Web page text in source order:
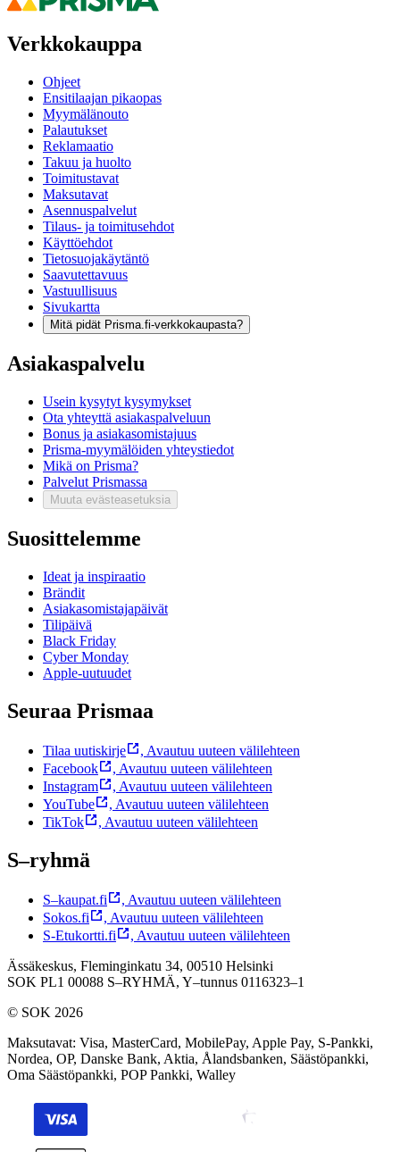
Verkkokauppa
Ohjeet
Ensitilaajan pikaopas
Myymälänouto
Palautukset
Reklamaatio
Takuu ja huolto
Toimitustavat
Maksutavat
Asennuspalvelut
Tilaus- ja toimitusehdot
Käyttöehdot
Tietosuojakäytäntö
Saavutettavuus
Vastuullisuus
Sivukartta
Mitä pidät Prisma.fi-verkkokaupasta?
Asiakaspalvelu
Usein kysytyt kysymykset
Ota yhteyttä asiakaspalveluun
Bonus ja asiakasomistajuus
Prisma-myymälöiden yhteystiedot
Mikä on Prisma?
Palvelut Prismassa
Muuta evästeasetuksia
Suosittelemme
Ideat ja inspiraatio
Brändit
Asiakasomistajapäivät
Tilipäivä
Black Friday
Cyber Monday
Apple-uutuudet
Seuraa Prismaa
Tilaa uutiskirje , Avautuu uuteen välilehteen
Facebook
, Avautuu uuteen välilehteen
Instagram
, Avautuu uuteen välilehteen
YouTube
, Avautuu uuteen välilehteen
TikTok
, Avautuu uuteen välilehteen
S–ryhmä
S–kaupat.fi , Avautuu uuteen välilehteen
Sokos.fi
, Avautuu uuteen välilehteen
S-Etukortti.fi
, Avautuu uuteen välilehteen
Ässäkeskus, Fleminginkatu 34, 00510 Helsinki
SOK PL1 00088 S–RYHMÄ, Y–tunnus 0116323–1
© SOK 2026
Maksutavat: Visa, MasterCard, MobilePay, Apple Pay, S-Pankki,
Nordea, OP, Danske Bank, Aktia, Ålandsbanken, Säästöpankki,
Oma Säästöpankki, POP Pankki, Walley